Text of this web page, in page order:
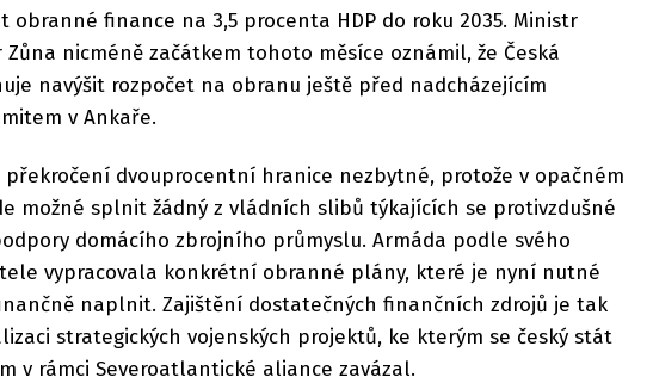
obranné finance na 3,5 procenta HDP do roku 2035. Ministr
Zůna nicméně začátkem tohoto měsíce oznámil, že Česká
navýšit rozpočet na obranu ještě před nadcházejícím
v Ankaře.
překročení dvouprocentní hranice nezbytné, protože v opačném
možné splnit žádný z vládních slibů týkajících se protivzdušné
domácího zbrojního průmyslu. Armáda podle svého
vypracovala konkrétní obranné plány, které je nyní nutné
naplnit. Zajištění dostatečných finančních zdrojů je tak
strategických vojenských projektů, ke kterým se český stát
v rámci Severoatlantické aliance zavázal.